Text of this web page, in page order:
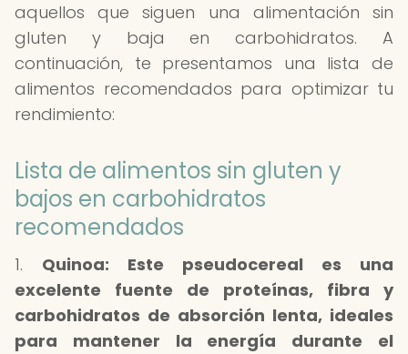
aquellos que siguen una alimentación sin
gluten y baja en carbohidratos. A
continuación, te presentamos una lista de
alimentos recomendados para optimizar tu
rendimiento:
Lista de alimentos sin gluten y
bajos en carbohidratos
recomendados
1. Quinoa: Este pseudocereal es una
excelente fuente de proteínas, fibra y
carbohidratos de absorción lenta, ideales
para mantener la energía durante el